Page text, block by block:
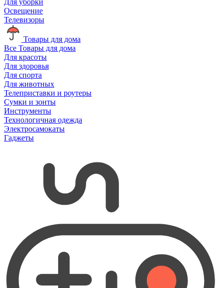
Освещение
Телевизоры
Товары для дома
Все Товары для дома
Для красоты
Для здоровья
Для спорта
Для животных
Телеприставки и роутеры
Сумки и зонты
Инструменты
Технологичная одежда
Электросамокаты
Гаджеты